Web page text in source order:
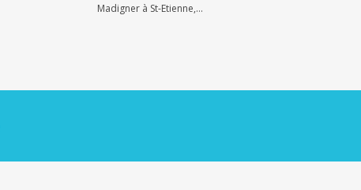
Madigner à St-Etienne,…